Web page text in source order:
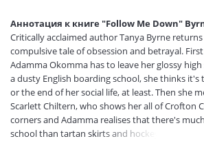
Вес:
Страниц:
358
Код товара:
50031456
Артикул:
12427322
ISBN:
9780755393091
В продаже с:
08.04.2021
Аннотация к книге "Follow Me Down"
Critically acclaimed author Tanya Byrne
compulsive tale of obsession and betrayal.
Adamma Okomma has to leave her glossy
a dusty English boarding school, she thinks
or the end of her social life, at least. Then she
Scarlett Chiltern, who shows her all of Crofton
corners and Adamma realises that there's
school than tartan skirts and hockey sticks.